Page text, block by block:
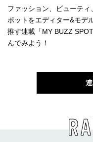
ファッション、ビューテ
ポットをエディター&モデ
推す連載「MY BUZZ
んでみよう！